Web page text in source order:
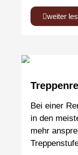
weiter
Bei einer
in den
mehr